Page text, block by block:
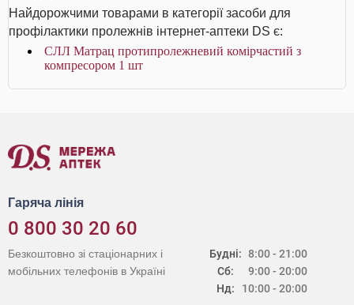
Найдорожчими товарами в категорії засоби для
профілактики пролежнів інтернет-аптеки DS є:
СЛЛ Матрац протипролежневий комірчастий з
компресором 1 шт
Гаряча лінія
0 800 30 20 60
Будні:
Сб:
Нд:
8:00 - 21:00
9:00 - 20:00
10:00 - 20:00
Безкоштовно зі стаціонарних і
мобільних телефонів в Україні